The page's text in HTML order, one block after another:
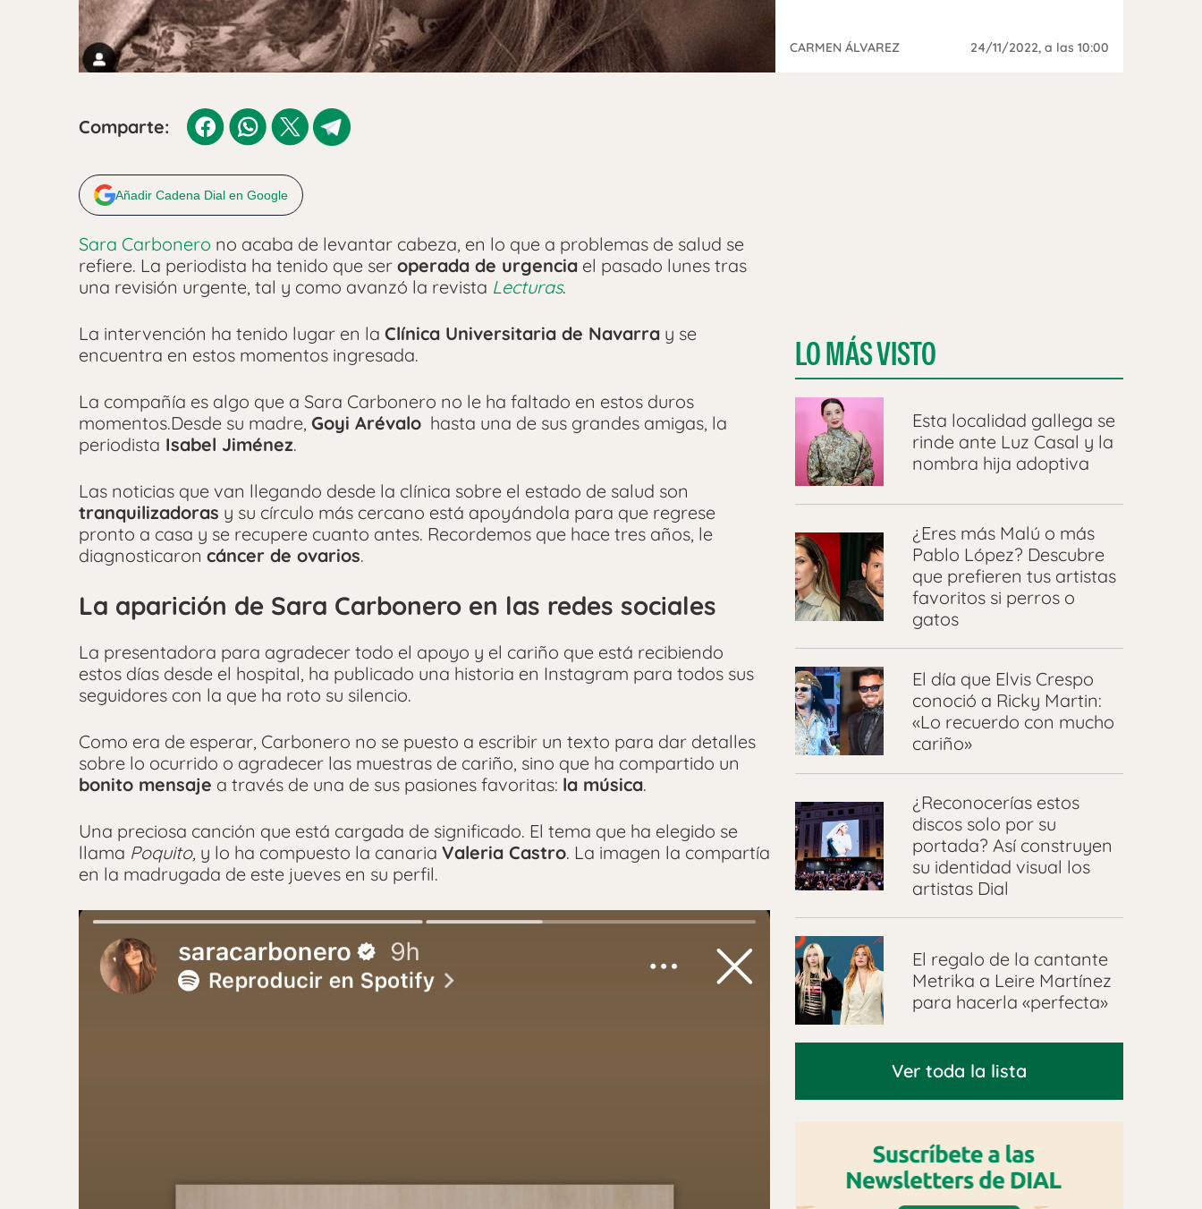
CARMEN ÁLVAREZ 24/11/2022, a las 10:00
Comparte:
Añadir Cadena Dial en Google
Sara Carbonero no acaba de levantar cabeza, en lo que a problemas de salud se
refiere. La periodista ha tenido que ser operada de urgencia el pasado lunes tras
una revisión urgente, tal y como avanzó la revista Lecturas.
La intervención ha tenido lugar en la Clínica Universitaria de Navarra y se
encuentra en estos momentos ingresada.
La compañía es algo que a Sara Carbonero no le ha faltado en estos duros
momentos.Desde su madre, Goyi Arévalo hasta una de sus grandes amigas, la
periodista Isabel Jiménez.
Las noticias que van llegando desde la clínica sobre el estado de salud son
tranquilizadoras y su círculo más cercano está apoyándola para que regrese
pronto a casa y se recupere cuanto antes. Recordemos que hace tres años, le
diagnosticaron cáncer de ovarios.
La aparición de Sara Carbonero en las redes sociales
La presentadora para agradecer todo el apoyo y el cariño que está recibiendo
estos días desde el hospital, ha publicado una historia en Instagram para todos sus
seguidores con la que ha roto su silencio.
Como era de esperar, Carbonero no se puesto a escribir un texto para dar detalles
sobre lo ocurrido o agradecer las muestras de cariño, sino que ha compartido un
bonito mensaje a través de una de sus pasiones favoritas: la música.
Una preciosa canción que está cargada de significado. El tema que ha elegido se
llama Poquito, y lo ha compuesto la canaria Valeria Castro. La imagen la compartía
en la madrugada de este jueves en su perfil.
LO MÁS VISTO
Esta localidad gallega se
rinde ante Luz Casal y la
nombra hija adoptiva
¿Eres más Malú o más
Pablo López? Descubre
que prefieren tus artistas
favoritos si perros o
gatos
El día que Elvis Crespo
conoció a Ricky Martin:
«Lo recuerdo con mucho
cariño»
¿Reconocerías estos
discos solo por su
portada? Así construyen
su identidad visual los
artistas Dial
El regalo de la cantante
Metrika a Leire Martínez
para hacerla «perfecta»
Ver toda la lista